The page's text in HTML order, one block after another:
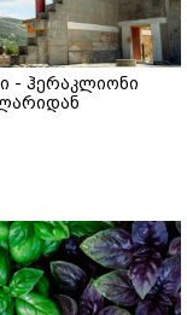
- ჰერაკლიონი